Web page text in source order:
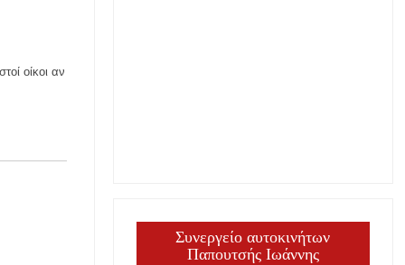
οίκοι αν
Συνεργείο αυτοκινήτων
Παπουτσής Ιωάννης